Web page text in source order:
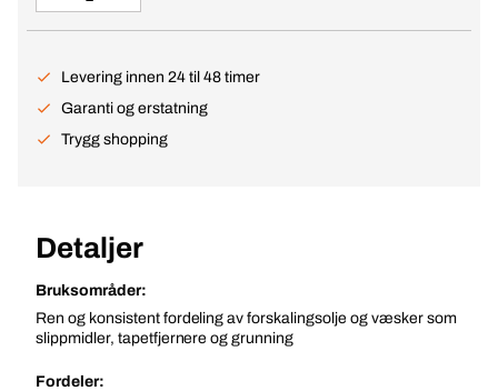
Levering innen 24 til 48 timer
Garanti og erstatning
Trygg shopping
Detaljer
Bruksområder:
Ren og konsistent fordeling av forskalingsolje og væsker som
slippmidler, tapetfjernere og grunning
Fordeler: